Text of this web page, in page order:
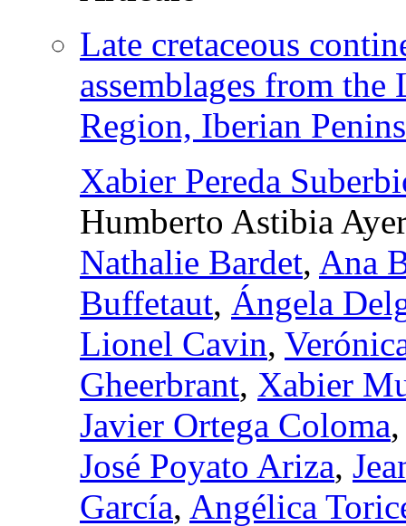
Late cretaceous
assemblages from
Region, Iberian
Xabier Pereda
Humberto Astibia
Nathalie Bardet, Ana
Buffetaut, Ángela
Lionel Cavin,
Gheerbrant, Xabier
Javier Ortega Coloma,
José Poyato Ariza,
García, Angélica